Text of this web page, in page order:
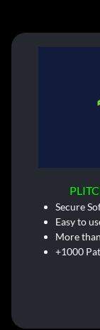
Secure
Easy to
More
+1000